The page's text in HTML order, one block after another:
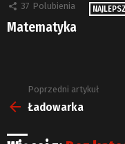
37 Polubienia
Matematyka
Zobacz
więcej
Poprzedni artykuł
Ładowarka